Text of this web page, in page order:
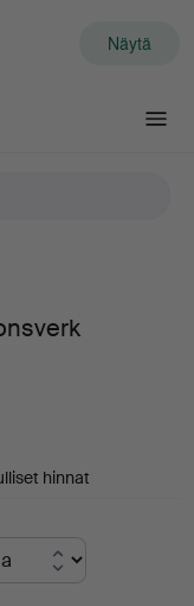
Näytä
hinnat